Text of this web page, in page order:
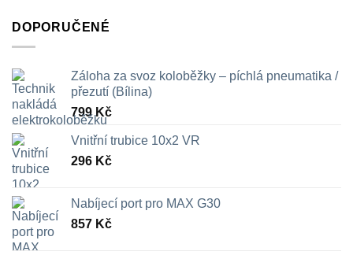
DOPORUČENÉ
Záloha za svoz koloběžky – píchlá pneumatika /
přezutí (Bílina)
799Kč
Vnitřní trubice 10x2 VR
296 Kč
Nabíjecí port pro MAX G30
857 Kč